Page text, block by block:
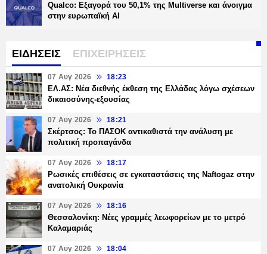
Qualco: Εξαγορά του 50,1% της Multiverse και άνοιγμα
στην ευρωπαϊκή AI
ΕΙΔΗΣΕΙΣ ΕΠΙΧΕΙΡΗΣΕΙΣ
07 Αυγ 2026 18:23
ΕΛ.ΑΣ: Νέα διεθνής έκθεση της Ελλάδας λόγω σχέσεων
δικαιοσύνης-εξουσίας
07 Αυγ 2026 18:21
Σκέρτσος: Το ΠΑΣΟΚ αντικαθιστά την ανάλυση με
πολιτική προπαγάνδα
07 Αυγ 2026 18:17
Ρωσικές επιθέσεις σε εγκαταστάσεις της Naftogaz στην
ανατολική Ουκρανία
07 Αυγ 2026 18:16
Θεσσαλονίκη: Νέες γραμμές λεωφορείων με το μετρό
Καλαμαριάς
07 Αυγ 2026 18:04